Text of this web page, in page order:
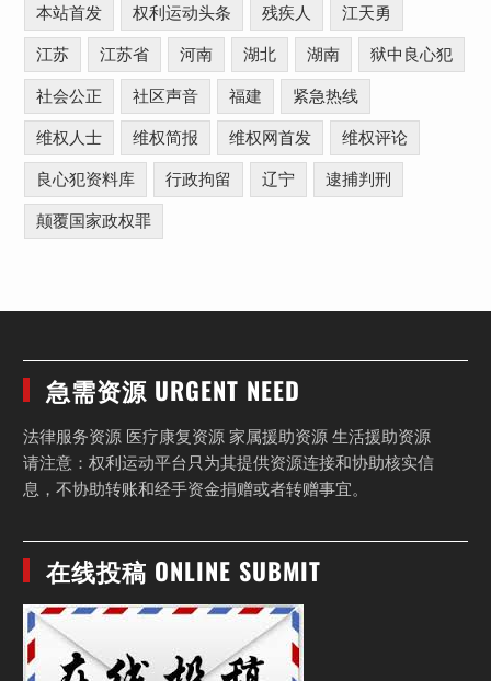
本站首发 权利运动头条 残疾人 江天勇
江苏 江苏省 河南 湖北 湖南 狱中良心犯
社会公正 社区声音 福建 紧急热线
维权人士 维权简报 维权网首发 维权评论
良心犯资料库 行政拘留 辽宁 逮捕判刑
颠覆国家政权罪
急需资源 URGENT NEED
法律服务资源 医疗康复资源 家属援助资源 生活援助资源
请注意：权利运动平台只为其提供资源连接和协助核实信
息，不协助转账和经手资金捐赠或者转赠事宜。
在线投稿 ONLINE SUBMIT